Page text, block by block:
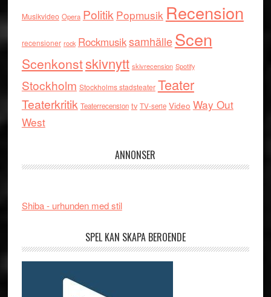
Musikvideo Opera Politik Popmusik Recension
recensioner rock RockmusiksamhälleScen
Scenkonstskivnytt skivrecension Spotify
Stockholm Stockholms stadsteater Teater
Teaterkritik Teaterrecension tv TV-serie Video Way Out
West
ANNONSER
Shiba - urhunden med stil
SPEL KAN SKAPA BEROENDE